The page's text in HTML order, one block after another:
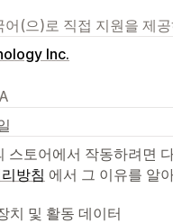
어(으)로 직접 지원을 제
Inc.
스토어에서 작동하려면
방침 에서 그 이유를 알
치 및 활동 데이터